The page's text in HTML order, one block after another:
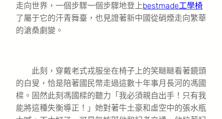
走向世界，一個步驟一個步驟地登上bestmade工學椅
了屬于它的汗青舞臺，也見證著新中國從硝煙走向繁華
的滄桑劇變。
此刻，穿戴老式戎服坐在椅子上的笑瞇瞇看著鏡頭
的白叟，恰是陪著國民幣走過這數十年事月長河的馮國
樑。固然此刻馮國樑的聽力「我必須親自出手！只有我
能將這種失衡導正！」她對著牛土豪和虛空中的張水瓶